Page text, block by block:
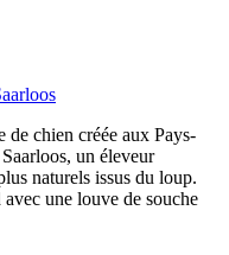
de chien créée aux Pays-
un éleveur
naturels issus du loup.
une louve de souche